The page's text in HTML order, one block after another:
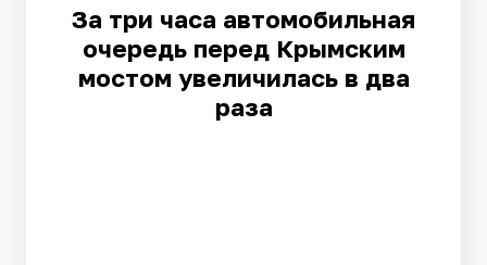
​За три часа автомобильная
очередь перед Крымским
мостом увеличилась в два
раза